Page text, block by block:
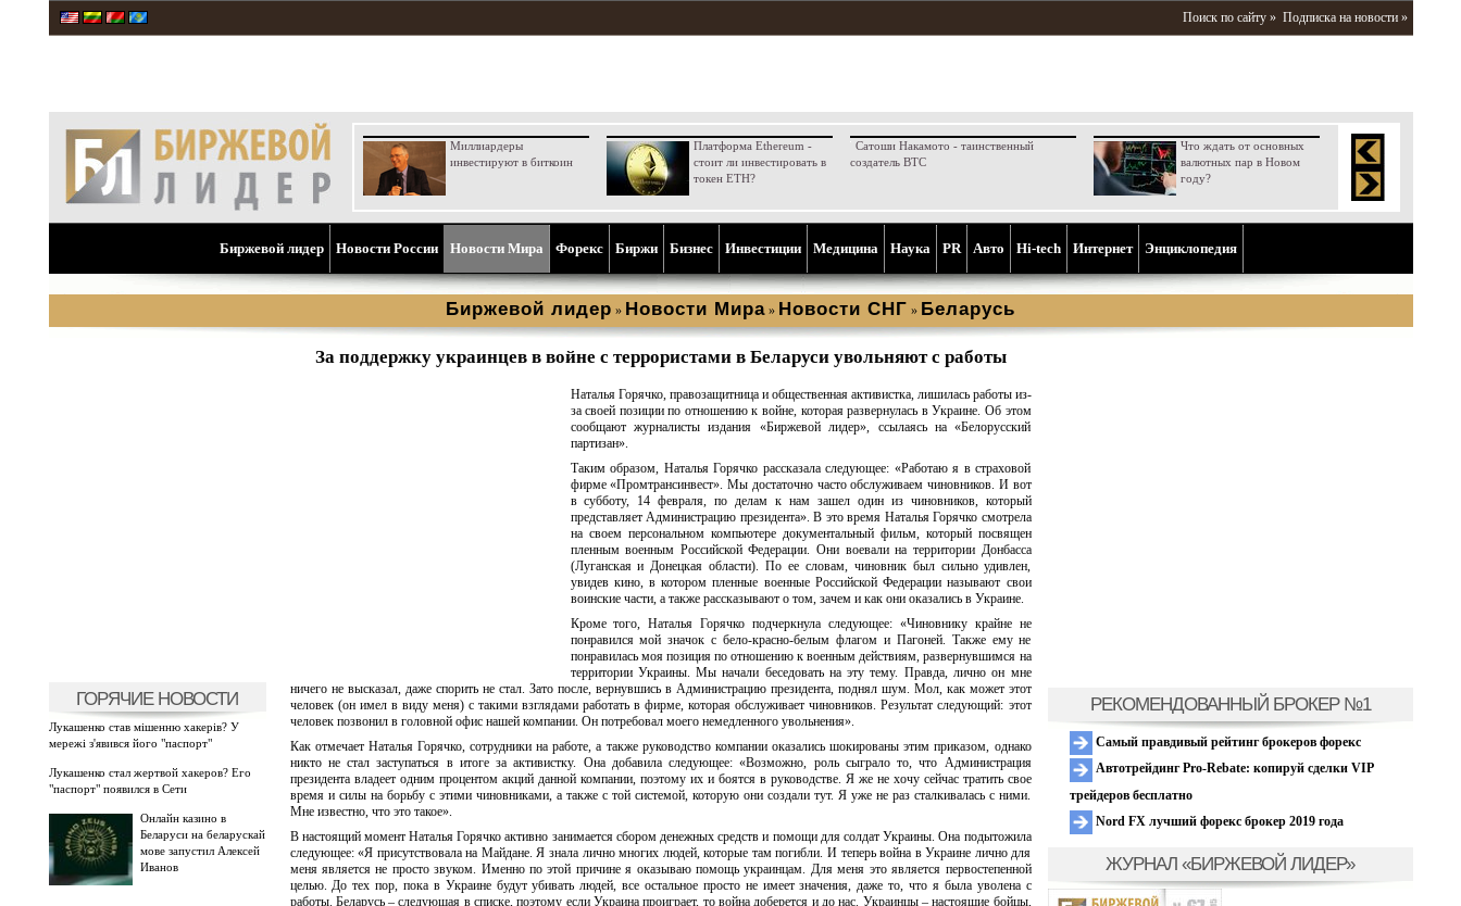
Поиск по сайту » Подписка на новости »
Миллиардеры
инвестируют в биткоин
Платформа Ethereum -
стоит ли инвестировать в
токен ETH?
Сатоши Накамото - таинственный
создатель BTC
Что ждать от основных
валютных пар в Новом
году?
Биржевой лидер Новости России Новости Мира Форекс Биржи Бизнес Инвестиции Медицина Наука PR Aвто Hi-tech Интернет Энциклопедия
Биржевой лидер » Новости Мира » Новости СНГ » Беларусь
ГОРЯЧИЕ НОВОСТИ
Лукашенко став мішенню хакерів? У
мережі з'явився його "паспорт"
Лукашенко стал жертвой хакеров? Его
"паспорт" появился в Сети
Онлайн казино в
Беларуси на беларускай
мове запустил Алексей
Иванов
За поддержку украинцев в войне с террористами в Беларуси увольняют с работы
Наталья Горячко, правозащитница и общественная активистка, лишилась работы из-
за своей позиции по отношению к войне, которая развернулась в Украине. Об этом
сообщают журналисты издания «Биржевой лидер», ссылаясь на «Белорусский
партизан».
Таким образом, Наталья Горячко рассказала следующее: «Работаю я в страховой
фирме «Промтрансинвест». Мы достаточно часто обслуживаем чиновников. И вот
в субботу, 14 февраля, по делам к нам зашел один из чиновников, который
представляет Администрацию президента». В это время Наталья Горячко смотрела
на своем персональном компьютере документальный фильм, который посвящен
пленным военным Российской Федерации. Они воевали на территории Донбасса
(Луганская и Донецкая области). По ее словам, чиновник был сильно удивлен,
увидев кино, в котором пленные военные Российской Федерации называют свои
воинские части, а также рассказывают о том, зачем и как они оказались в Украине.
Кроме того, Наталья Горячко подчеркнула следующее: «Чиновнику крайне не
понравился мой значок с бело-красно-белым флагом и Пагоней. Также ему не
понравилась моя позиция по отношению к военным действиям, развернувшимся на
территории Украины. Мы начали беседовать на эту тему. Правда, лично он мне
ничего не высказал, даже спорить не стал. Зато после, вернувшись в Администрацию президента, поднял шум. Мол, как может этот
человек (он имел в виду меня) с такими взглядами работать в фирме, которая обслуживает чиновников. Результат следующий: этот
человек позвонил в головной офис нашей компании. Он потребовал моего немедленного увольнения».
Как отмечает Наталья Горячко, сотрудники на работе, а также руководство компании оказались шокированы этим приказом, однако
никто не стал заступаться в итоге за активистку. Она добавила следующее: «Возможно, роль сыграло то, что Администрация
президента владеет одним процентом акций данной компании, поэтому их и боятся в руководстве. Я же не хочу сейчас тратить свое
время и силы на борьбу с этими чиновниками, а также с той системой, которую они создали тут. Я уже не раз сталкивалась с ними.
Мне известно, что это такое».
В настоящий момент Наталья Горячко активно занимается сбором денежных средств и помощи для солдат Украины. Она подытожила
следующее: «Я присутствовала на Майдане. Я знала лично многих людей, которые там погибли. И теперь война в Украине лично для
меня является не просто звуком. Именно по этой причине я оказываю помощь украинцам. Для меня это является первостепенной
целью. До тех пор, пока в Украине будут убивать людей, все остальное просто не имеет значения, даже то, что я была уволена с
работы. Беларусь – следующая в списке, поэтому если Украина проиграет, то война доберется и до нас. Украинцы – настоящие бойцы,
РЕКОМЕНДОВАННЫЙ БРОКЕР №1
Самый правдивый рейтинг брокеров форекс
Автотрейдинг Pro-Rebate: копируй сделки VIP
трейдеров бесплатно
Nord FX лучший форекс брокер 2019 года
ЖУРНАЛ «БИРЖЕВОЙ ЛИДЕР»